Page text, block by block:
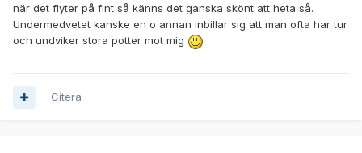
när det flyter på fint så känns det ganska skönt att heta så.
Undermedvetet kanske en o annan inbillar sig att man ofta har tur
och undviker stora potter mot mig
Citera